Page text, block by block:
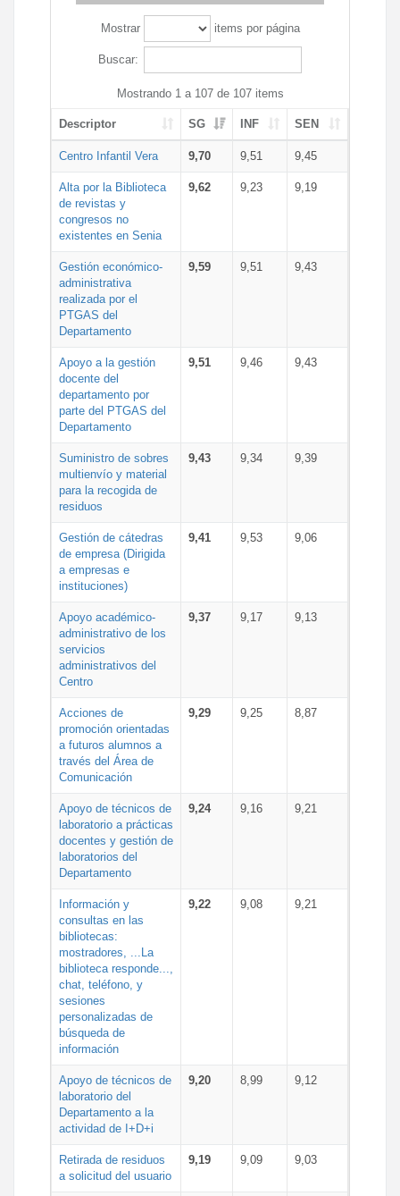
Mostrar items por página
Buscar:
Mostrando 1 a 107 de 107 items
Descriptor SG INF SEN
Centro Infantil Vera 9,70 9,51 9,45
Alta por la Biblioteca
de revistas y
congresos no
existentes en Senia
9,62 9,23 9,19
Gestión económico-
administrativa
realizada por el
PTGAS del
Departamento
9,59 9,51 9,43
Apoyo a la gestión
docente del
departamento por
parte del PTGAS del
Departamento
9,51 9,46 9,43
Suministro de sobres
multienvío y material
para la recogida de
residuos
9,43 9,34 9,39
Gestión de cátedras
de empresa (Dirigida
a empresas e
instituciones)
9,41 9,53 9,06
Apoyo académico-
administrativo de los
servicios
administrativos del
Centro
9,37 9,17 9,13
Acciones de
promoción orientadas
a futuros alumnos a
través del Área de
Comunicación
9,29 9,25 8,87
Apoyo de técnicos de
laboratorio a prácticas
docentes y gestión de
laboratorios del
Departamento
9,24 9,16 9,21
Información y
consultas en las
bibliotecas:
mostradores, ...La
biblioteca responde...,
chat, teléfono, y
sesiones
personalizadas de
búsqueda de
información
9,22 9,08 9,21
Apoyo de técnicos de
laboratorio del
Departamento a la
actividad de I+D+i
9,20 8,99 9,12
Retirada de residuos
a solicitud del usuario
9,19 9,09 9,03